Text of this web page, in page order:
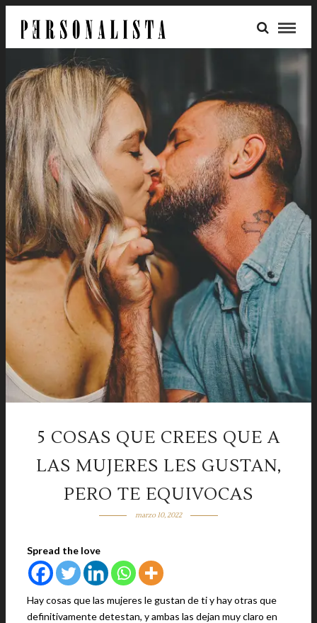
5 COSAS QUE CREES QUE A
LAS MUJERES LES GUSTAN,
PERO TE EQUIVOCAS
marzo 10, 2022
Spread the love
Hay cosas que las mujeres le gustan de ti y hay otras que
definitivamente detestan, y ambas las dejan muy claro en